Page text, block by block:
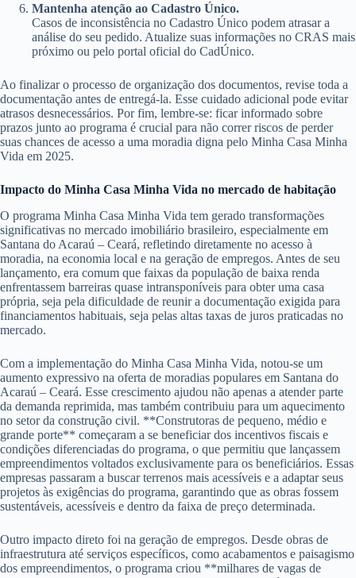
Mantenha atenção ao Cadastro Único.
Casos de inconsistência no Cadastro Único podem atrasar a
análise do seu pedido. Atualize suas informações no CRAS mais
próximo ou pelo portal oficial do CadÚnico.
Ao finalizar o processo de organização dos documentos, revise toda a
documentação antes de entregá-la. Esse cuidado adicional pode evitar
atrasos desnecessários. Por fim, lembre-se: ficar informado sobre
prazos junto ao programa é crucial para não correr riscos de perder
suas chances de acesso a uma moradia digna pelo Minha Casa Minha
Vida em 2025.
Impacto do Minha Casa Minha Vida no mercado de habitação
O programa Minha Casa Minha Vida tem gerado transformações
significativas no mercado imobiliário brasileiro, especialmente em
Santana do Acaraú – Ceará, refletindo diretamente no acesso à
moradia, na economia local e na geração de empregos. Antes de seu
lançamento, era comum que faixas da população de baixa renda
enfrentassem barreiras quase intransponíveis para obter uma casa
própria, seja pela dificuldade de reunir a documentação exigida para
financiamentos habituais, seja pelas altas taxas de juros praticadas no
mercado.
Com a implementação do Minha Casa Minha Vida, notou-se um
aumento expressivo na oferta de moradias populares em Santana do
Acaraú – Ceará. Esse crescimento ajudou não apenas a atender parte
da demanda reprimida, mas também contribuiu para um aquecimento
no setor da construção civil. **Construtoras de pequeno, médio e
grande porte** começaram a se beneficiar dos incentivos fiscais e
condições diferenciadas do programa, o que permitiu que lançassem
empreendimentos voltados exclusivamente para os beneficiários. Essas
empresas passaram a buscar terrenos mais acessíveis e a adaptar seus
projetos às exigências do programa, garantindo que as obras fossem
sustentáveis, acessíveis e dentro da faixa de preço determinada.
Outro impacto direto foi na geração de empregos. Desde obras de
infraestrutura até serviços específicos, como acabamentos e paisagismo
dos empreendimentos, o programa criou **milhares de vagas de